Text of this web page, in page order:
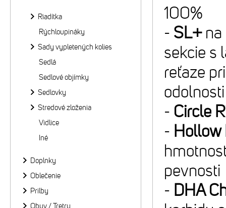
100%
- SL+na
sekcie s
reťaze
odolnosti
- Circle
- Hollow
pevnosti
- DHA
Riadítka
Rýchloupináky
Sady vypletených kolies
Sedlá
Sedlové objímky
Sedlovky
Stredové zloženia
Vidlice
Iné
Doplnky
Oblečenie
Prilby
Obuv / Tretry